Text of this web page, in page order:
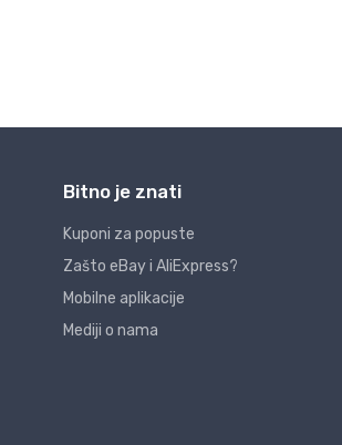
Bitno je znati
Kuponi za popuste
Zašto eBay i AliExpress?
Mobilne aplikacije
Mediji o nama